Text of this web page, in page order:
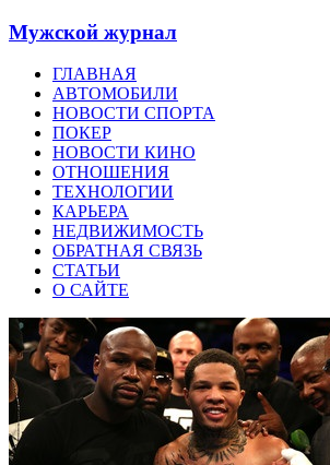
Мужской журнал
ГЛАВНАЯ
АВТОМОБИЛИ
НОВОСТИ СПОРТА
ПОКЕР
НОВОСТИ КИНО
ОТНОШЕНИЯ
ТЕХНОЛОГИИ
КАРЬЕРА
НЕДВИЖИМОСТЬ
ОБРАТНАЯ СВЯЗЬ
СТАТЬИ
О САЙТЕ